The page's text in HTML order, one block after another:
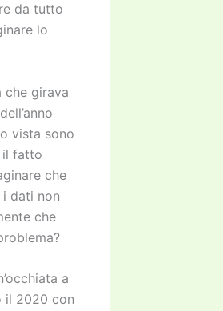
da tutto
lo
che girava
vista sono
il fatto
che
dati non
che
a
il 2020 con